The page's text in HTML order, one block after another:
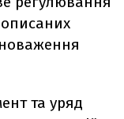
та уряд